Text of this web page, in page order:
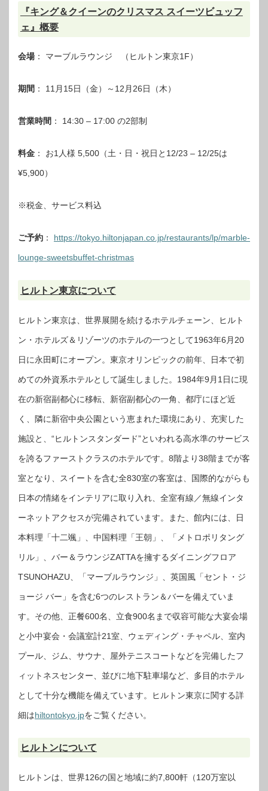
『キング＆クイーンのクリスマス スイーツビュッフ
ェ』概要
会場： マーブルラウンジ （ヒルトン東京1F）
期間 ： 11月15日（金）～12月26日（木）
営業時間 ： 14:30 – 17:00 の2部制
料金 ： お1人様 5,500（土・日・祝日と12/23 – 12/25は
¥5,900）
※税金、サービス料込
ご予約 ： https://tokyo.hiltonjapan.co.jp/restaurants/lp/marble-
lounge-sweetsbuffet-christmas
ヒルトン東京について
ヒルトン東京は、世界展開を続けるホテルチェーン、ヒルト
ン・ホテルズ＆リゾーツのホテルの一つとして1963年6月20
日に永田町にオープン。東京オリンピックの前年、日本で初
めての外資系ホテルとして誕生しました。1984年9月1日に現
在の新宿副都心に移転、新宿副都心の一角、都庁にほど近
く、隣に新宿中央公園という恵まれた環境にあり、充実した
施設と、“ヒルトンスタンダード”といわれる高水準のサービス
を誇るファーストクラスのホテルです。8階より38階までが客
室となり、スイートを含む全830室の客室は、国際的ながらも
日本の情緒をインテリアに取り入れ、全室有線／無線インタ
ーネットアクセスが完備されています。また、館内には、日
本料理「十二颯」、中国料理「王朝」、「メトロポリタング
リル」、バー＆ラウンジZATTAを擁するダイニングフロア
TSUNOHAZU、「マーブルラウンジ」、英国風「セント・ジ
ョージ バー」を含む6つのレストラン＆バーを備えていま
す。その他、正餐600名、立食900名まで収容可能な大宴会場
と小中宴会・会議室計21室、ウェディング・チャペル、室内
プール、ジム、サウナ、屋外テニスコートなどを完備したフ
ィットネスセンター、並びに地下駐車場など、多目的ホテル
として十分な機能を備えています。ヒルトン東京に関する詳
細はhiltontokyo.jpをご覧ください。
ヒルトンについて
ヒルトンは、世界126の国と地域に約7,800軒（120万室以